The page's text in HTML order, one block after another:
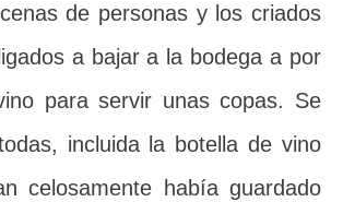
de personas y los criados
a bajar a la bodega a por
para servir unas copas. Se
incluida la botella de vino
celosamente había guardado